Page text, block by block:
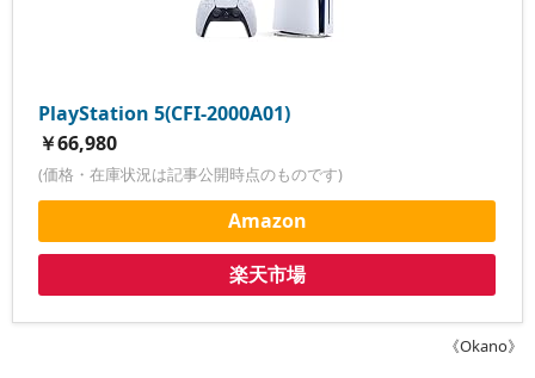
PlayStation 5(CFI-2000A01)
￥66,980
(価格・在庫状況は記事公開時点のものです)
Amazon
楽天市場
《Okano》